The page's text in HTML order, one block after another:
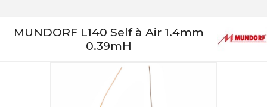
MUNDORF L140 Self à Air 1.4mm
0.39mH